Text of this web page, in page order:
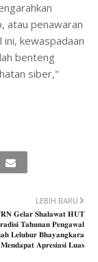
atau penawaran
kewaspadaan
benteng
siber,"
LEBIH BARU
𝐅𝐑𝐍 𝐆𝐞𝐥𝐚𝐫 𝐒𝐡𝐚𝐥𝐚𝐰𝐚𝐭 𝐇𝐔𝐓
𝐓𝐚𝐡𝐮𝐧𝐚𝐧 𝐏𝐞𝐧𝐠𝐚𝐰𝐚𝐥
𝐋𝐞𝐥𝐮𝐡𝐮𝐫 𝐁𝐡𝐚𝐲𝐚𝐧𝐠𝐤𝐚𝐫𝐚
𝐀𝐩𝐫𝐞𝐬𝐢𝐚𝐬𝐢 𝐋𝐮𝐚𝐬